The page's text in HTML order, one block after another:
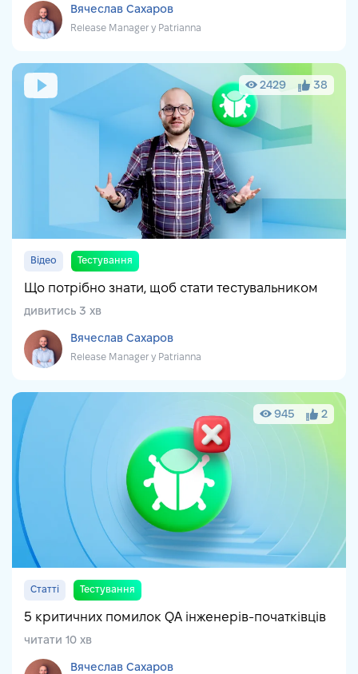
Вячеслав Сахаров
Release Manager у Patrianna
2429 38
Відео Тестування
Що потрібно знати, щоб стати тестувальником
дивитись 3 хв
Вячеслав Сахаров
Release Manager у Patrianna
945 2
Статті Тестування
5 критичних помилок QA інженерів-початківців
читати 10 хв
Вячеслав Сахаров